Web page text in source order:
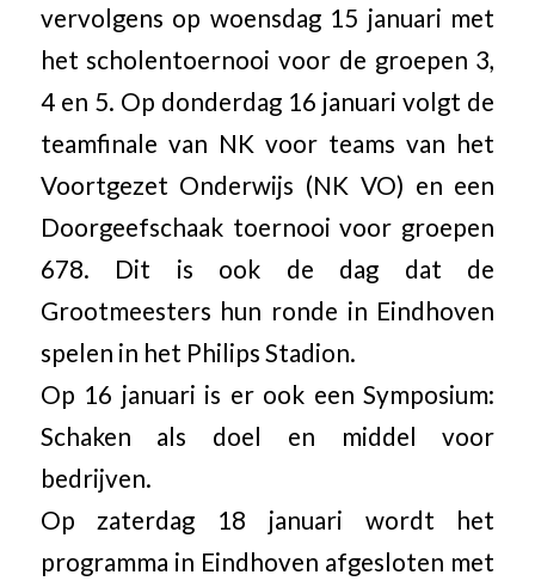
vervolgens op woensdag 15 januari met
het scholentoernooi voor de groepen 3,
4 en 5. Op donderdag 16 januari volgt de
teamfinale van NK voor teams van het
Voortgezet Onderwijs (NK VO) en een
Doorgeefschaak toernooi voor groepen
678. Dit is ook de dag dat de
Grootmeesters hun ronde in Eindhoven
spelen in het Philips Stadion.
Op 16 januari is er ook een Symposium:
Schaken als doel en middel voor
bedrijven.
Op zaterdag 18 januari wordt het
programma in Eindhoven afgesloten met